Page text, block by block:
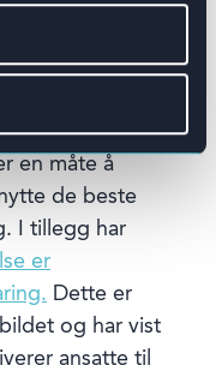
gir dine
i
en måte å
de beste
I tillegg har
er
Dette er
og har vist
ansatte til